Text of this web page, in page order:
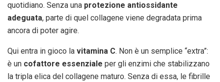
quotidiano. Senza una protezione antiossidante
adeguata, parte di quel collagene viene degradata prima
ancora di poter agire.
Qui entra in gioco la vitamina C. Non è un semplice “extra”:
è un cofattore essenziale per gli enzimi che stabilizzano
la tripla elica del collagene maturo. Senza di essa, le fibrille